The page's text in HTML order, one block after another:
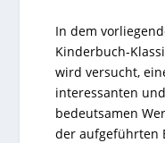
In dem
Kinderbuch-
wird versucht,
interessanten
bedeutsamen
der aufgeführten